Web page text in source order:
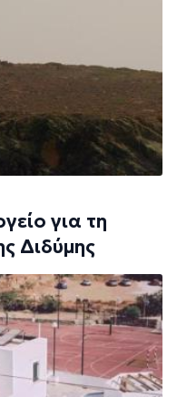
για τη
Διδύμης